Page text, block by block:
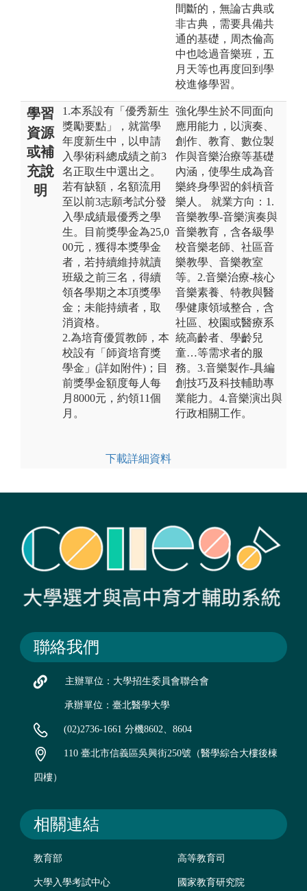
間斷的，無論古典或
非古典，需要具備共
通的基礎，周杰倫高
中也唸過音樂班，五
月天等也再度回到學
校進修學習。
學習
資源
或補
充說
明
1.本系設有「優秀新生
獎勵要點」，就當學
年度新生中，以申請
入學術科總成績之前3
名正取生中選出之。
若有缺額，名額流用
至以前3志願考試分發
入學成績最優秀之學
生。目前獎學金為25,0
00元，獲得本獎學金
者，若持續維持就讀
班級之前三名，得續
領各學期之本項獎學
金；未能持續者，取
消資格。
2.為培育優質教師，本
校設有「師資培育獎
學金」(詳如附件)；目
前獎學金額度每人每
月8000元，約領11個
月。
下載詳細資料
強化學生於不同面向
應用能力，以演奏、
創作、教育、數位製
作與音樂治療等基礎
內涵，使學生成為音
樂終身學習的斜槓音
樂人。 就業方向：1.
音樂教學-音樂演奏與
音樂教育，含各級學
校音樂老師、社區音
樂教學、音樂教室
等。2.音樂治療-核心
音樂素養、特教與醫
學健康領域整合，含
社區、校園或醫療系
統高齡者、學齡兒
童…等需求者的服
務。3.音樂製作-具編
創技巧及科技輔助專
業能力。4.音樂演出與
行政相關工作。
聯絡我們
主辦單位：大學招生委員會聯合會
承辦單位：臺北醫學大學
(02)2736-1661 分機8602、8604
110 臺北市信義區吳興街250號（醫學綜合大樓後棟
四樓）
相關連結
教育部 高等教育司
大學入學考試中心 國家教育研究院